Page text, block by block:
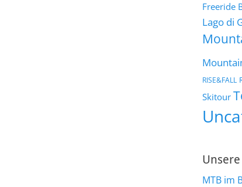
Freeride
Lago di
RISE&FALL
Skitour
MTB im